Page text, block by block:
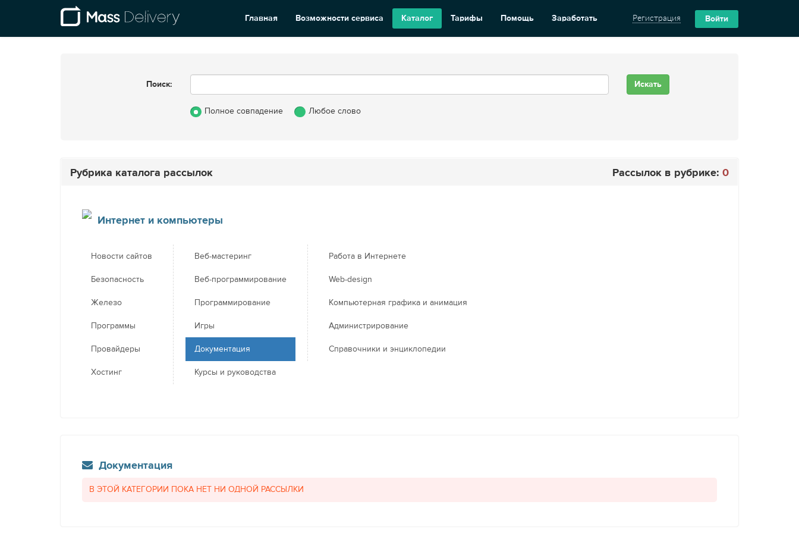
Главная Возможности сервиса Каталог Тарифы Помощь Заработать Регистрация Войти
Поиск:
Полное совпадение Любое слово
Рубрика каталога рассылок Рассылок в рубрике: 0
Интернет и компьютеры
Новости сайтов
Безопасность
Железо
Программы
Провайдеры
Хостинг
Веб-мастеринг
Веб-программирование
Программирование
Игры
Документация
Курсы и руководства
Работа в Интернете
Web-design
Компьютерная графика и анимация
Администрирование
Справочники и энциклопедии
Документация
В ЭТОЙ КАТЕГОРИИ ПОКА НЕТ НИ ОДНОЙ РАССЫЛКИ